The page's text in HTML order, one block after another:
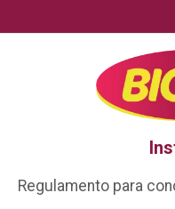
Regulamento para